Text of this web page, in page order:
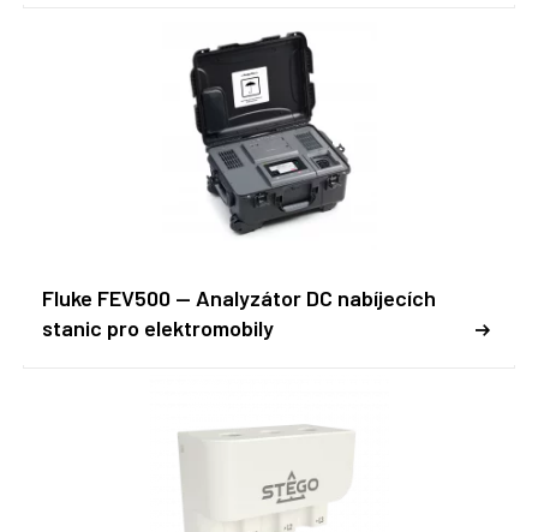
Fluke FEV500 -- Analyzátor DC nabíjecích
stanic pro elektromobily